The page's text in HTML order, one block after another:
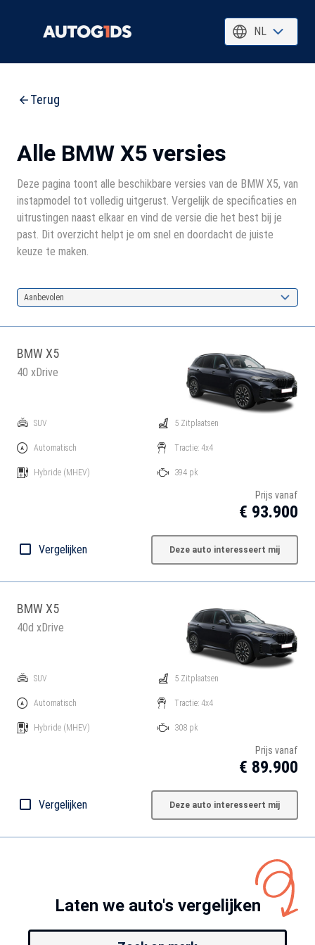
NL
Terug
Alle BMW X5 versies
Deze pagina toont alle beschikbare versies van de BMW X5, van
instapmodel tot volledig uitgerust. Vergelijk de specificaties en
uitrustingen naast elkaar en vind de versie die het best bij je
past. Dit overzicht helpt je om snel en doordacht de juiste
keuze te maken.
Aanbevolen
BMW X5
40 xDrive
SUV
Automatisch
Hybride (MHEV)
5 Zitplaatsen
Tractie: 4x4
394 pk
Prijs vanaf
€ 93.900
Vergelijken Deze auto interesseert mij
BMW X5
40d xDrive
SUV
Automatisch
Hybride (MHEV)
5 Zitplaatsen
Tractie: 4x4
308 pk
Prijs vanaf
€ 89.900
Vergelijken Deze auto interesseert mij
Laten we auto's vergelijken